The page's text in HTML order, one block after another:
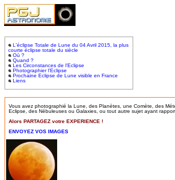
L'éclipse Totale de Lune du 04 Avril 2015, la plus
courte éclipse totale du siècle
Où ?
Quand ?
Les Circonstances de l'Eclipse
Photographier l'Eclipse
Prochaine Eclipse de Lune visible en France
Liens
Vous avez photographié la Lune, des Planètes, une Comète, des
Eclipse, des Nébuleuses ou Galaxies, ou tout autre sujet ayant
Alors PARTAGEZ votre EXPERIENCE !
ENVOYEZ VOS IMAGES